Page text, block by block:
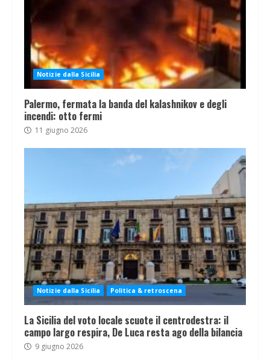
Notizie dalla Sicilia
Palermo, fermata la banda del kalashnikov e degli
incendi: otto fermi
11 giugno 2026
Notizie dalla Sicilia Politica & retroscena
La Sicilia del voto locale scuote il centrodestra: il
campo largo respira, De Luca resta ago della bilancia
9 giugno 2026